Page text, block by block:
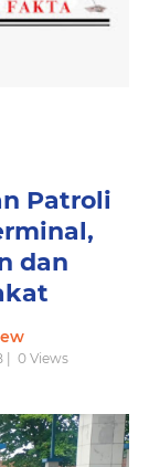
Patroli
dan
0Views